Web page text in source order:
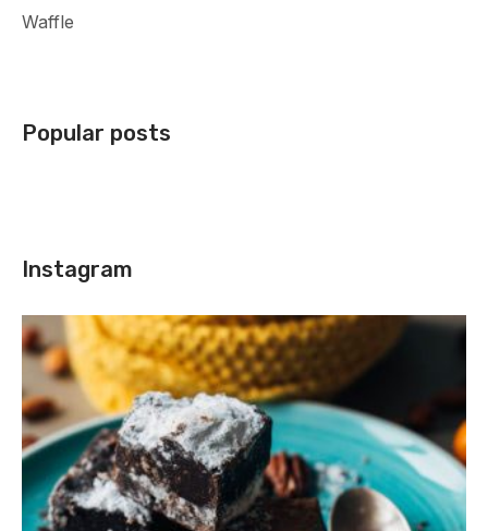
Waffle
Popular posts
Instagram